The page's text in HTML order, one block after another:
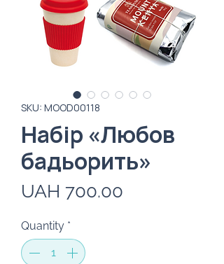
SKU: MOOD00118
Набір «Любов
бадьорить»
UAH 700.00
Quantity *